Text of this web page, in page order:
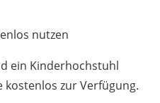
nutzen
ein Kinderhochstuhl
zur Verfügung.